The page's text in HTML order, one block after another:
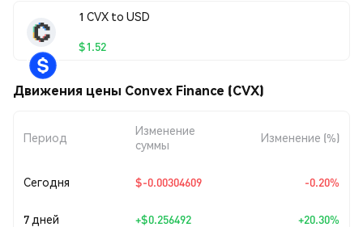
1 CVX to USD
$1.52
Движения цены Convex Finance (CVX)
Период
Изменение
суммы
Изменение (%)
Сегодня $-0.00304609 -0.20%
7 дней +$0.256492 +20.30%